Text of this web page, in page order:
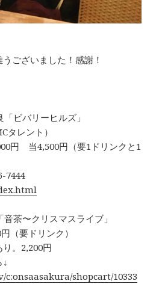
ございました！感謝！
ビバリーヒルズ」
タレント）
円 当4,500円（要1ドリンクと1
7444
音茶〜クリスマスライブ」
（要ドリンク）
。2,200円
shopcart/10333